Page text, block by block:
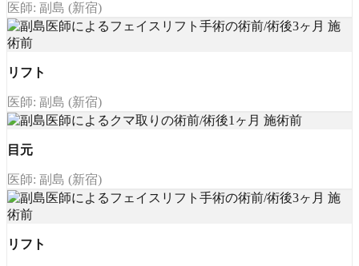
医師: 副島 (新宿)
リフト
医師: 副島 (新宿)
目元
医師: 副島 (新宿)
リフト